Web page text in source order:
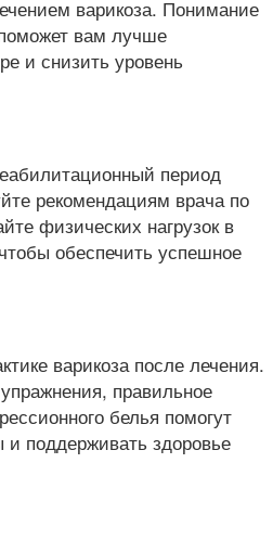
варикоза. Понимание
вам лучше
и снизить уровень
период
рекомендациям врача по
физических нагрузок в
обеспечить успешное
варикоза после лечения.
правильное
белья помогут
поддерживать здоровье